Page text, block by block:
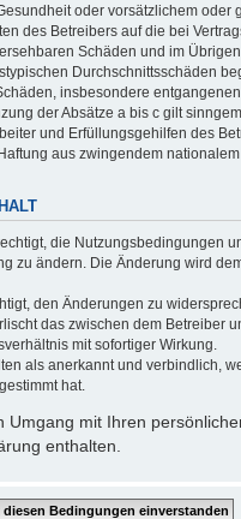
oder vorsätzlichem oder
des Betreibers auf die bei
Schäden und im
Durchschnittsschäden
insbesondere entgangenen
der Absätze a bis c gilt
und Erfüllungsgehilfen des
aus zwingendem
die Nutzungsbedingungen
zu ändern. Die Änderung wird
den Änderungen zu
das zwischen dem Betreiber
mit sofortiger Wirkung.
als anerkannt und verbindlich,
hat.
Umgang mit Ihren
enthalten.